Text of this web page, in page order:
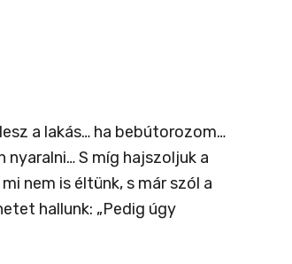
a lakás… ha bebútorozom…
S míg hajszoljuk a
nem is éltünk, s már szól a
hallunk: „Pedig úgy